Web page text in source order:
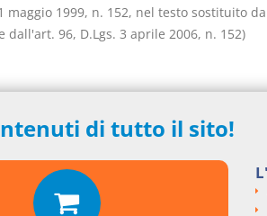
maggio 1999, n. 152, nel testo sostituito
dall'art. 96, D.Lgs. 3 aprile 2006, n. 152)
1775
di tutto il sito!